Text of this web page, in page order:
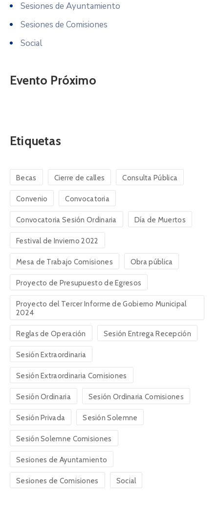
Sesiones de Ayuntamiento
Sesiones de Comisiones
Social
Evento Próximo
Etiquetas
Becas Cierre de calles Consulta Pública
Convenio Convocatoria
Convocatoria Sesión Ordinaria Día de Muertos
Festival de Invierno 2022
Mesa de Trabajo Comisiones Obra pública
Proyecto de Presupuesto de Egresos
Proyecto del Tercer Informe de Gobierno Municipal
2024
Reglas de Operación Sesión Entrega Recepción
Sesión Extraordinaria
Sesión Extraordinaria Comisiones
Sesión Ordinaria Sesión Ordinaria Comisiones
Sesión Privada Sesión Solemne
Sesión Solemne Comisiones
Sesiones de Ayuntamiento
Sesiones de Comisiones Social